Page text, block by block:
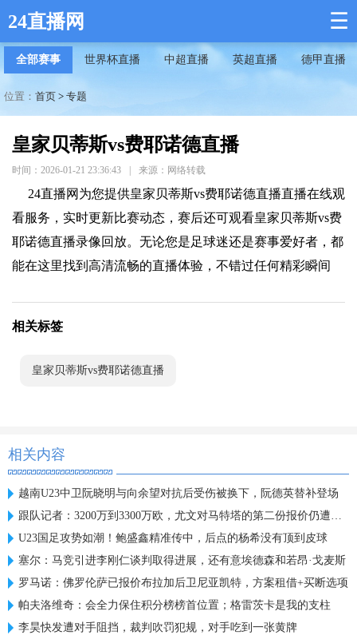
24直播网 ☰
全部赛事 世界杯直播 中超直播 英超直播 德甲直播
位置： 首页 > 专题
皇家贝蒂斯vs费耶诺德直播
时间：2026-01-21 23:36:43 来源：网络转载
24直播网为您提供皇家贝蒂斯vs费耶诺德直播直播在线观
看服务，实时更新比赛动态，赛后还可观看皇家贝蒂斯vs费
耶诺德直播录像回放。无论您是足球迷还是赛事爱好者，都
能在这里找到高清流畅的直播体验，不错过任何精彩瞬间
相关标签
皇家贝蒂斯vs费耶诺德直播
相关内容
越南U23中卫阮晓明与向余望对抗后受伤被换下，阮德英替补登场
跟队记者：3200万到3300万欧，尤文对马特塔的第二份报价仍遭拒绝
U23国足攻势如潮！鲍盛鑫精准传中，后点的杨希没有顶到皮球
塞尔：马竞引进李刚仁谈判取得进展，还有意埃德森和若昂·戈麦斯
罗马诺：佛罗伦萨已报价布拉加后卫尼亚凯特，方案租借+买断选项
帕夫洛维奇：会全力保住积分榜榜首位置；格雷茨卡是我的支柱
李昊快发遭对手阻挡，裁判吹罚犯规，对手吃到一张黄牌